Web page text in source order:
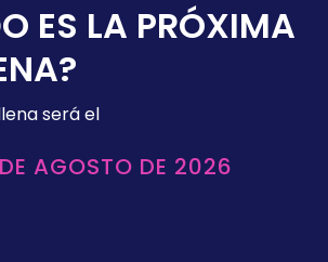
ES LA PRÓXIMA
será el
AGOSTO DE 2026